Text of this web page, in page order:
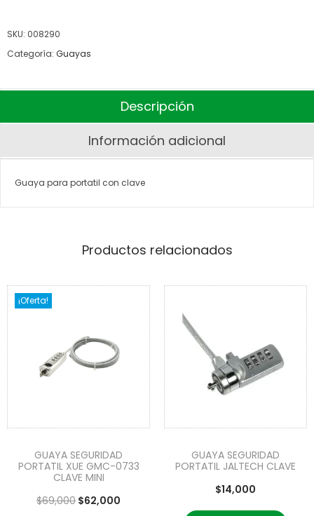
SKU: 008290
Categoría: Guayas
Descripción
Información adicional
Guaya para portatil con clave
Productos relacionados
¡Oferta!
GUAYA SEGURIDAD
PORTATIL XUE GMC-0733
CLAVE MINI
$69,000 $62,000
GUAYA SEGURIDAD
PORTATIL JALTECH CLAVE
$14,000